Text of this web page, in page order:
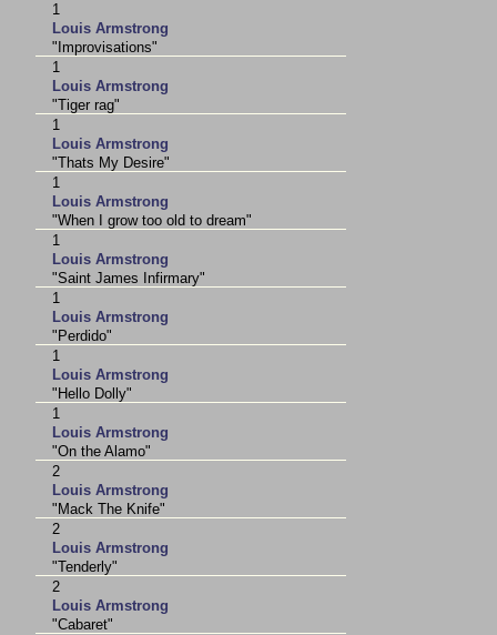
1
Louis Armstrong
"Improvisations"
1
Louis Armstrong
"Tiger rag"
1
Louis Armstrong
"Thats My Desire"
1
Louis Armstrong
"When I grow too old to dream"
1
Louis Armstrong
"Saint James Infirmary"
1
Louis Armstrong
"Perdido"
1
Louis Armstrong
"Hello Dolly"
1
Louis Armstrong
"On the Alamo"
2
Louis Armstrong
"Mack The Knife"
2
Louis Armstrong
"Tenderly"
2
Louis Armstrong
"Cabaret"